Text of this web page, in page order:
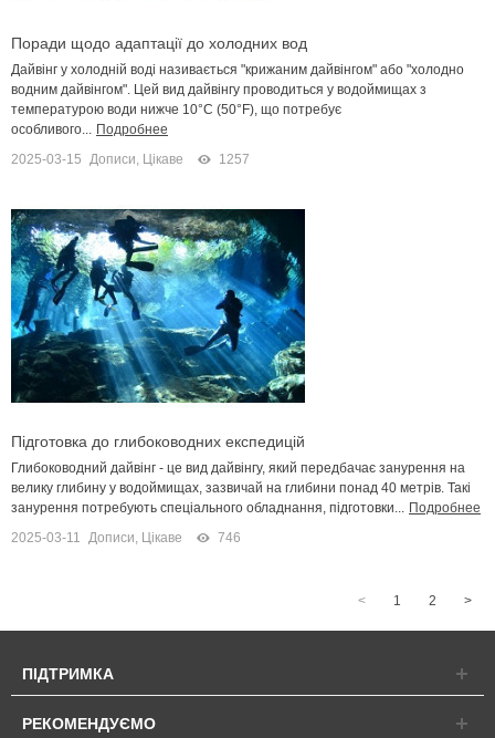
Поради щодо адаптації до холодних вод
Дайвінг у холодній воді називається "крижаним дайвінгом" або "холодно
водним дайвінгом". Цей вид дайвінгу проводиться у водоймищах з
температурою води нижче 10°C (50°F), що потребує
особливого...
Подробнее
2025-03-15
Дописи Цікаве 1257
Підготовка до глибоководних експедицій
Глибоководний дайвінг - це вид дайвінгу, який передбачає занурення на
велику глибину у водоймищах, зазвичай на глибини понад 40 метрів. Такі
занурення потребують спеціального обладнання, підготовки...
Подробнее
2025-03-11
Дописи Цікаве 746
< 1 2 >
ПІДТРИМКА
РЕКОМЕНДУЄМО